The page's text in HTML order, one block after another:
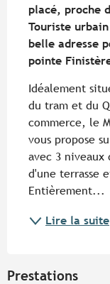
placé, proche
Touriste
belle adresse
pointe
Idéalement
du tram et du
commerce, le
vous propose
avec 3
d'une terrasse
Entièrement...
Lire la suite
Prestations